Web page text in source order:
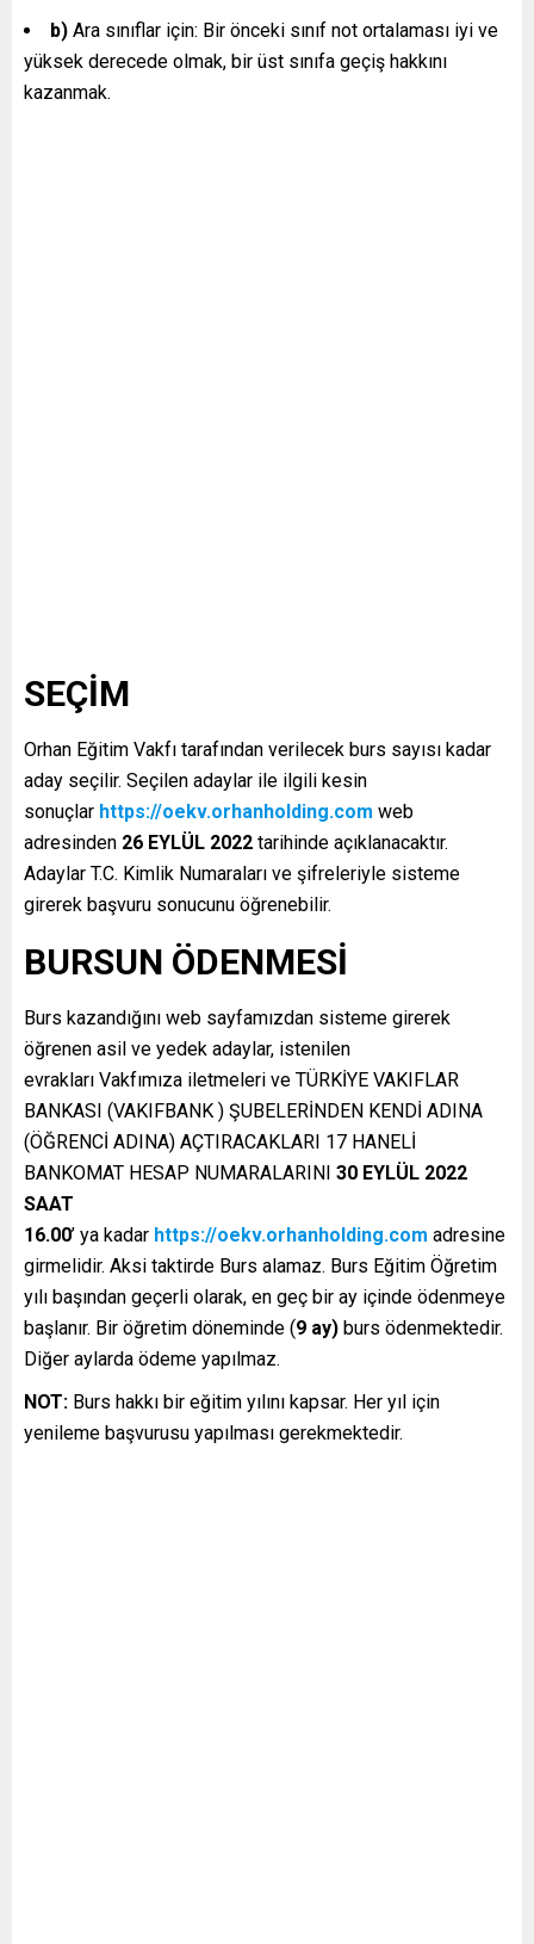
b) Ara sınıflar için: Bir önceki sınıf not ortalaması iyi ve
yüksek derecede olmak, bir üst sınıfa geçiş hakkını
kazanmak.
SEÇİM
Orhan Eğitim Vakfı tarafından verilecek burs sayısı kadar
aday seçilir. Seçilen adaylar ile ilgili kesin
sonuçlar https://oekv.orhanholding.com web
adresinden 26 EYLÜL 2022 tarihinde açıklanacaktır.
Adaylar T.C. Kimlik Numaraları ve şifreleriyle sisteme
girerek başvuru sonucunu öğrenebilir.
BURSUN ÖDENMESİ
Burs kazandığını web sayfamızdan sisteme girerek
öğrenen asil ve yedek adaylar, istenilen
evrakları Vakfımıza iletmeleri ve TÜRKİYE VAKIFLAR
BANKASI (VAKIFBANK ) ŞUBELERİNDEN KENDİ ADINA
(ÖĞRENCİ ADINA) AÇTIRACAKLARI 17 HANELİ
BANKOMAT HESAP NUMARALARINI 30 EYLÜL 2022
SAAT
16.00’ ya kadar https://oekv.orhanholding.com adresine
girmelidir. Aksi taktirde Burs alamaz. Burs Eğitim Öğretim
yılı başından geçerli olarak, en geç bir ay içinde ödenmeye
başlanır. Bir öğretim döneminde (9 ay) burs ödenmektedir.
Diğer aylarda ödeme yapılmaz.
NOT: Burs hakkı bir eğitim yılını kapsar. Her yıl için
yenileme başvurusu yapılması gerekmektedir.